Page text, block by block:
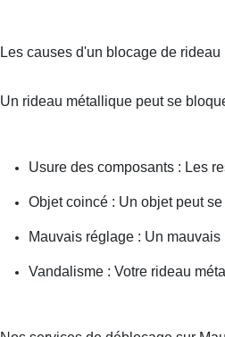
Les causes d'un blocage de
Un rideau métallique peut se
Usure des composants : Les
Objet coincé : Un objet peut
Mauvais réglage : Un
Vandalisme : Votre rideau